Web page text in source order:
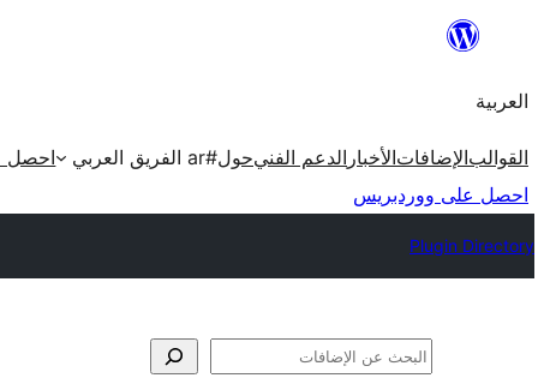
المحتوى
العربية
القوالبالإضافاتالأخبار الدعم الفنيحول#ar الفريق العربي
احصل
احصل على ووردبريس
Plugin Directory
البحث